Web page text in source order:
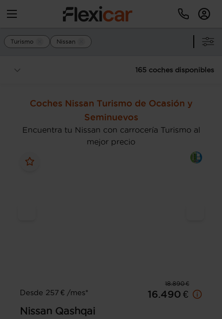
Turismo Nissan
165 coches disponibles
Coches Nissan Turismo de Ocasión y
Seminuevos
Encuentra tu Nissan con carrocería Turismo al
mejor precio
18.890 €
Desde 257 € /mes*
16.490 €
Nissan Qashqai